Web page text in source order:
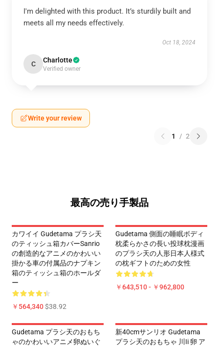
I'm delighted with this product. It’s sturdily built and
meets all my needs effectively.
Oct 18, 2024
C Charlotte
Verified owner
Write your review
1 / 2
最高の売り手製品
カワイイ Gudetama プラシ天
のティッシュ箱カバーSanrio
の創造的なアニメのかわいい
掛かる車の付属品のナプキン
箱のティッシュ箱のホールダ
ー
￥564,340$38.92
Gudetama 側面の睡眠ボディ
枕柔らかさの長い投球枕漫画
のプラシ天の人形日本人様式
の枕ギフトのための女性
￥643,510 - ￥962,800
Gudetama プラシ天のおもち
ゃのかわいいアニメ卵ぬいぐ
新40cmサンリオ Gudetama
プラシ天のおもちゃ 川ii 卵 ア